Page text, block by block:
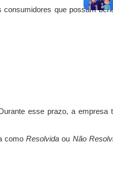
que possam
esse prazo, a empresa
comoResolvida ou Não